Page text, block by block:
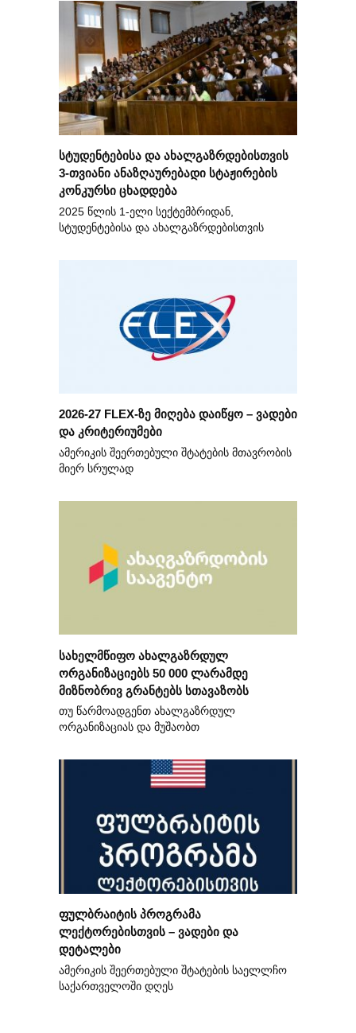
სტუდენტებისა და ახალგაზრდებისთვის
3-თვიანი ანაზღაურებადი სტაჟირების
კონკურსი ცხადდება
2025 წლის 1-ელი სექტემბრიდან,
სტუდენტებისა და ახალგაზრდებისთვის
2026-27 FLEX-ზე მიღება დაიწყო – ვადები
და კრიტერიუმები
ამერიკის შეერთებული შტატების მთავრობის
მიერ სრულად
სახელმწიფო ახალგაზრდულ
ორგანიზაციებს 50 000 ლარამდე
მიზნობრივ გრანტებს სთავაზობს
თუ წარმოადგენთ ახალგაზრდულ
ორგანიზაციას და მუშაობთ
ფულბრაიტის პროგრამა
ლექტორებისთვის – ვადები და
დეტალები
ამერიკის შეერთებული შტატების საელლჩო
საქართველოში დღეს